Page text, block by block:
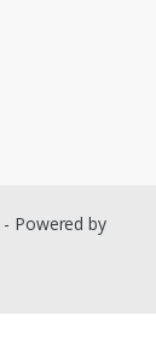
- Powered by